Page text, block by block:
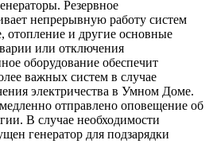
Резервное
непрерывную работу систем
отопление и другие основные
или отключения
оборудование обеспечит
важных систем в случае
электричества в Умном Доме.
отправлено оповещение об
В случае необходимости
генератор для подзарядки